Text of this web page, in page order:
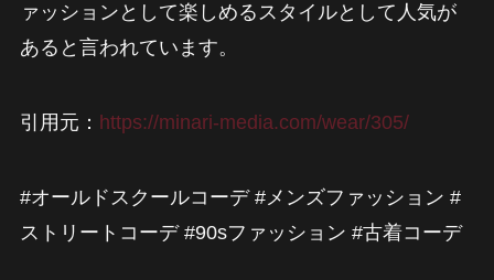
ァッションとして楽しめるスタイルとして人気が
あると言われています。
引用元： https://minari-media.com/wear/305/
#オールドスクールコーデ #メンズファッション #
ストリートコーデ #90sファッション #古着コーデ